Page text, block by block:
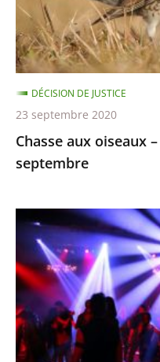
référé
du
22
septembre
Chasse aux oiseaux
septembre
DÉCISION DE JUSTICE
23 septembre 2020
Fermeture
des
discothèques
–
Décision
en
référé